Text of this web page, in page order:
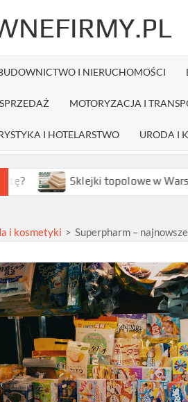
I NIERUCHOMOŚCI
MOTORYZACJA I
I HOTELARSTWO URODA I
topolowe w Warszawie – jak
i kosmetyki > Superpharm –